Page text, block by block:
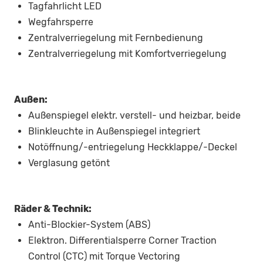
Tagfahrlicht LED
Wegfahrsperre
Zentralverriegelung mit Fernbedienung
Zentralverriegelung mit Komfortverriegelung
Außen:
Außenspiegel elektr. verstell- und heizbar, beide
Blinkleuchte in Außenspiegel integriert
Notöffnung/-entriegelung Heckklappe/-Deckel
Verglasung getönt
Räder & Technik:
Anti-Blockier-System (ABS)
Elektron. Differentialsperre Corner Traction
Control (CTC) mit Torque Vectoring